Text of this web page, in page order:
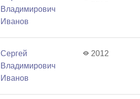
Владимирович
Иванов
Сергей
Владимирович
Иванов
2012